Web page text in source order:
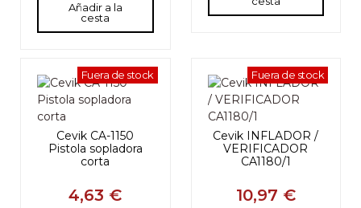
Añadir a la
cesta
Fuera de stock
Cevik CA-1150
Pistola sopladora
corta
4,63 €
Fuera de stock
Cevik INFLADOR /
VERIFICADOR
CA1180/1
10,97 €